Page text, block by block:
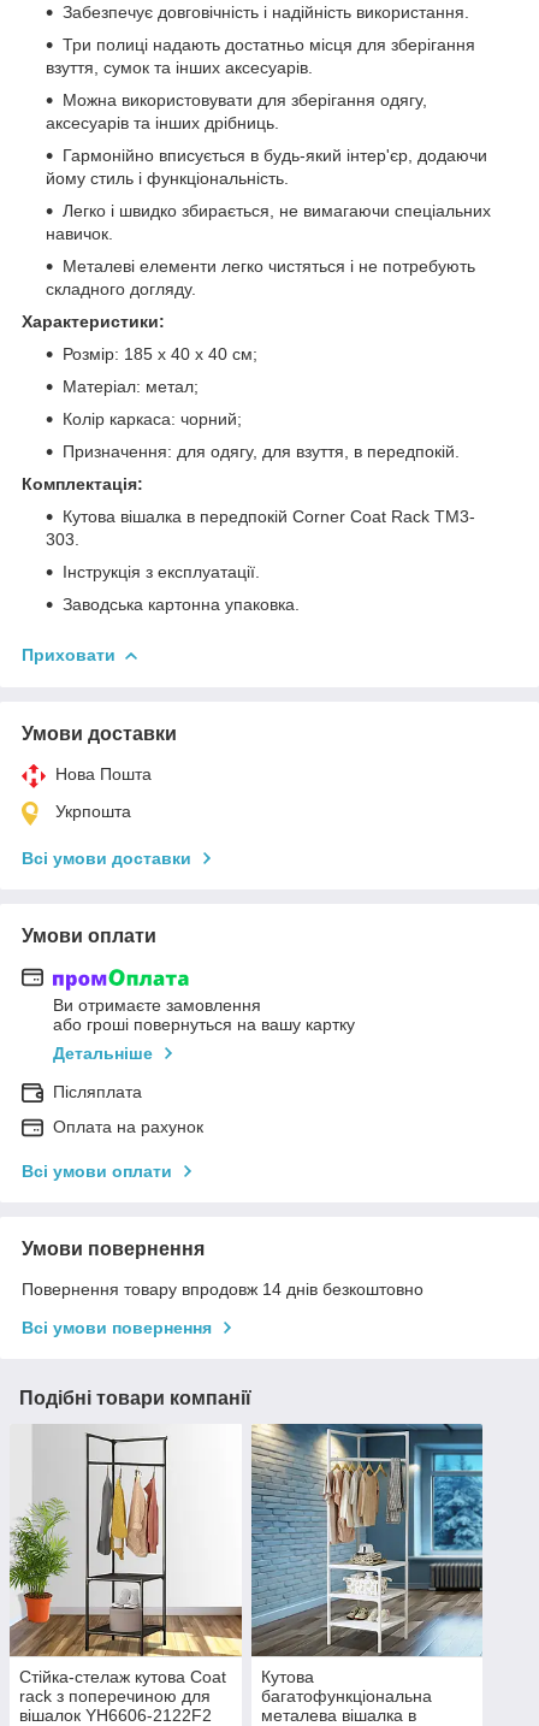
Забезпечує довговічність і надійність використання.
Три полиці надають достатньо місця для зберігання
взуття, сумок та інших аксесуарів.
Можна використовувати для зберігання одягу,
аксесуарів та інших дрібниць.
Гармонійно вписується в будь-який інтер'єр, додаючи
йому стиль і функціональність.
Легко і швидко збирається, не вимагаючи спеціальних
навичок.
Металеві елементи легко чистяться і не потребують
складного догляду.
Характеристики:
Розмір: 185 х 40 х 40 см;
Матеріал: метал;
Колір каркаса: чорний;
Призначення: для одягу, для взуття, в передпокій.
Комплектація:
Кутова вішалка в передпокій Corner Coat Rack TM3-
303.
Інструкція з експлуатації.
Заводська картонна упаковка.
Приховати
Умови доставки
Нова Пошта
Укрпошта
Всі умови доставки
Умови оплати
Ви отримаєте замовлення
або гроші повернуться на вашу картку
Детальніше
Післяплата
Оплата на рахунок
Всі умови оплати
Умови повернення
Повернення товару впродовж 14 днів безкоштовно
Всі умови повернення
Подібні товари компанії
Стійка-стелаж кутова Coat
rack з поперечиною для
вішалок YH6606-2122F2
Кутова
багатофункціональна
металева вішалка в